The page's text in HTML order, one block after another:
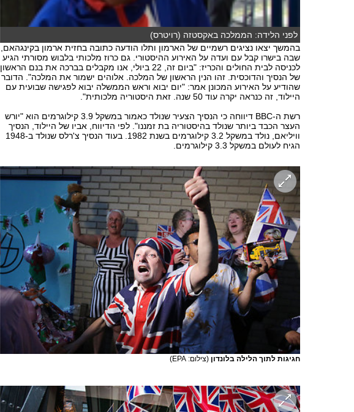
לפני הלידה: הממלכה באקסטזה (רויטרס)
בהמשך יצאו נציגים רשמיים של הארמון ותלו הודעה כתובה בחזית ארמון בקינגהאם,
שבה בישרו קבל עם ועדה על האירוע ההיסטורי. גם כרוז מלכותי בלבוש מסורתי הגיע
לכניסה לבית החולים והכריז: "ביום זה, 22 ביולי, אנו מקבלים בברכה את בנם הראשון
של הנסיך והדוכסית. זהו הנין הראשון של המלכה. אלוהים ישמור את המלכה". הדובר
שהודיע על האירוע המכונן אמר: "יום יבוא וראש הממשלה יבוא לפגישה שבועית עם
היילוד, זה כנראה יקרה עוד 50 שנה. זאת היסטוריה מלכותית".
רשת ה-BBC דיווחה כי הנסיך הצעיר שנולד כאמור במשקל 3.9 קילוגרמים הוא "יורש
העצר הכבד ביותר שנולד בהיסטוריה בת זמננו". לפי הדיווח, אביו של היילוד, הנסיך
וויליאם, נולד במשקל 3.2 קילוגרמים בשנת 1982. בעוד הנסיך צ'רלס שנולד ב-1948
הגיח לעולם במשקל 3.3 קילוגרמים.
חגיגות לתוך הלילה בלונדון (צילום: EPA)